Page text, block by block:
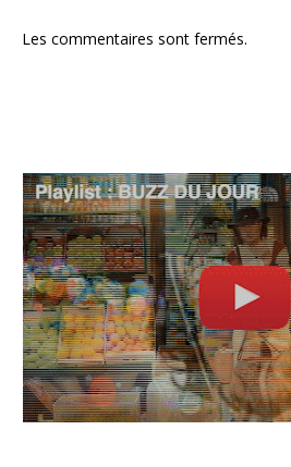
Les commentaires sont fermés.